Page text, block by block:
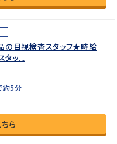
の目視検査スタッフ★時給
タッ...
5分
ら